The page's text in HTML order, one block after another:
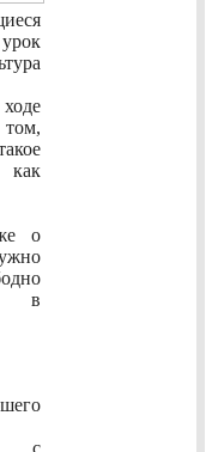
о
в
с